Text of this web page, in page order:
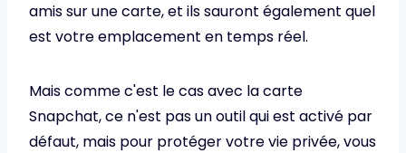
amis sur une carte, et ils sauront également quel
est votre emplacement en temps réel.
Mais comme c'est le cas avec la carte
Snapchat, ce n'est pas un outil qui est activé par
défaut, mais pour protéger votre vie privée, vous